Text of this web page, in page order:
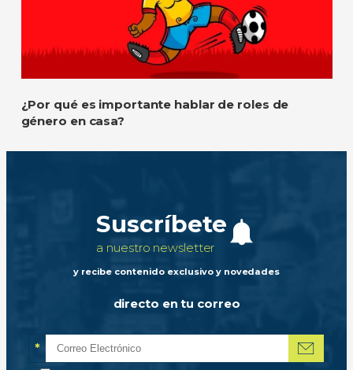
¿Por qué es importante hablar de roles de
género en casa?
Suscríbete
a nuestro newsletter
y recibe contenido exclusivo y novedades
directo en tu correo
Correo electrónico
*Campo obligatorio